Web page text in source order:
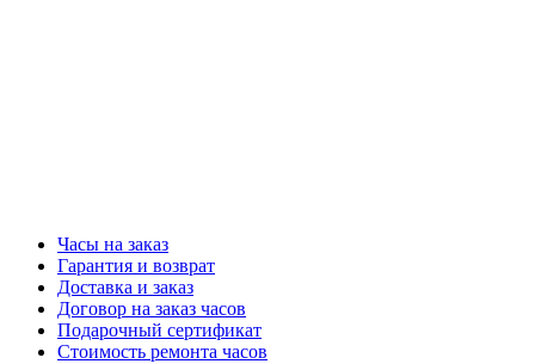
Часы на заказ
Гарантия и возврат
Доставка и заказ
Договор на заказ часов
Подарочный сертификат
Стоимость ремонта часов